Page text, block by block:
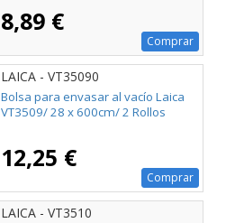
8,89 €
Comprar
LAICA - VT35090
Bolsa para envasar al vacío Laica
VT3509/ 28 x 600cm/ 2 Rollos
12,25 €
Comprar
LAICA - VT3510